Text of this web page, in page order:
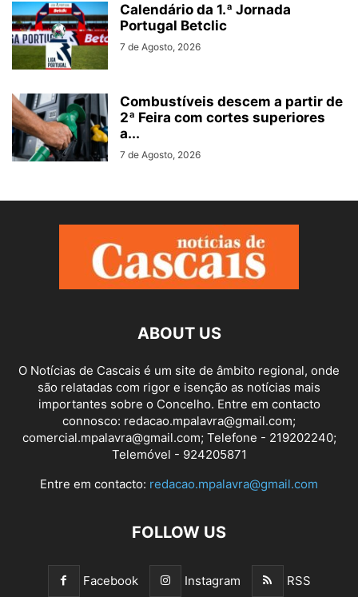
Calendário da 1.ª Jornada
Portugal Betclic
7 de Agosto, 2026
Combustíveis descem a partir de
2ª Feira com cortes superiores
a...
7 de Agosto, 2026
ABOUT US
O Notícias de Cascais é um site de âmbito regional, onde
são relatadas com rigor e isenção as notícias mais
importantes sobre o Concelho. Entre em contacto
connosco: redacao.mpalavra@gmail.com;
comercial.mpalavra@gmail.com; Telefone - 219202240;
Telemóvel - 924205871
Entre em contacto: redacao.mpalavra@gmail.com
FOLLOW US
Facebook Instagram RSS